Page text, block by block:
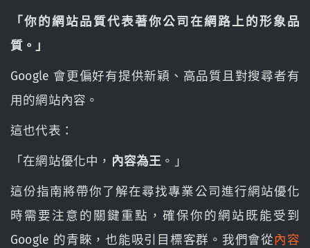
「你的網站品質代表著你公司在網路上的形象品
質。」
Google 會更偏好有提供新穎、高品質且對搜尋者有
用的網站內容。
這也代表：
「在網站優化中， 內容為王 。」
這份指南將帶你了解在尋找專業公司進行網站優化
時需要注意的關鍵重點，確保你的網站既能受到
Google 的青睞，也能吸引目標客群。我們會從內容